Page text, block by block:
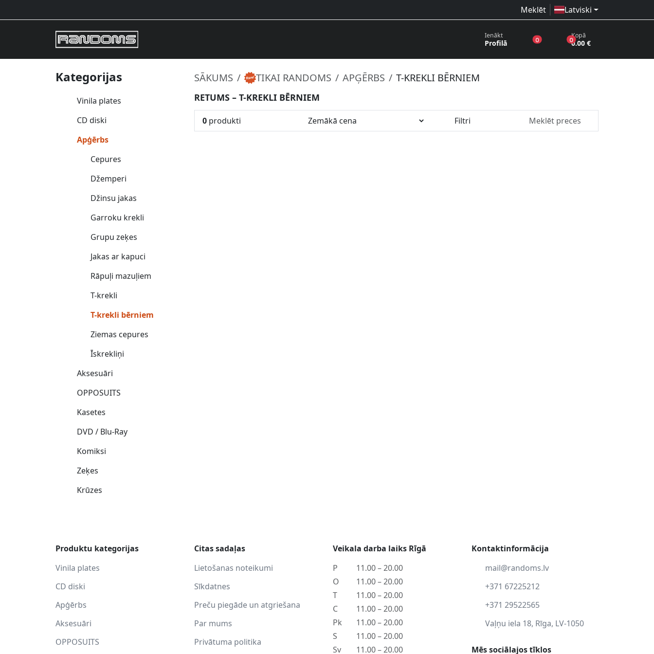
Meklēt Latviski
Ienākt
Profilā 0produkti vēlmju sarakstā
0produkti grozā
Kopā
0.00 €
Kategorijas
Vinila plates
CD diski
Apģērbs
Cepures
Džemperi
Džinsu jakas
Garroku krekli
Grupu zeķes
Jakas ar kapuci
Rāpuļi mazuļiem
T-krekli
T-krekli bērniem
Ziemas cepures
Īskrekliņi
Aksesuāri
OPPOSUITS
Kasetes
DVD / Blu-Ray
Komiksi
Zeķes
Krūzes
SĀKUMS TIKAI RANDOMS APĢĒRBS T-KREKLI BĒRNIEM
RETUMS – T-KREKLI BĒRNIEM
0 produkti Filtri
Produktu kategorijas
Vinila plates
CD diski
Apģērbs
Aksesuāri
OPPOSUITS
Citas sadaļas
Lietošanas noteikumi
Sīkdatnes
Preču piegāde un atgriešana
Par mums
Privātuma politika
Veikala darba laiks Rīgā
P
11.00 – 20.00
O
11.00 – 20.00
T
11.00 – 20.00
C
11.00 – 20.00
Pk
11.00 – 20.00
S
11.00 – 20.00
Sv
11.00 – 20.00
Kontaktinformācija
mail@randoms.lv
+371 67225212
+371 29522565
Vaļņu iela 18, Rīga, LV-1050
Mēs sociālajos tīklos